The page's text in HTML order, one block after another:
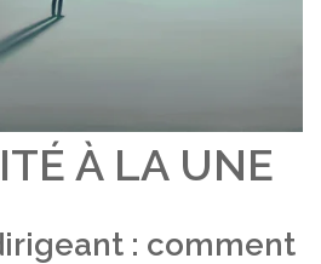
À LA UNE
: comment